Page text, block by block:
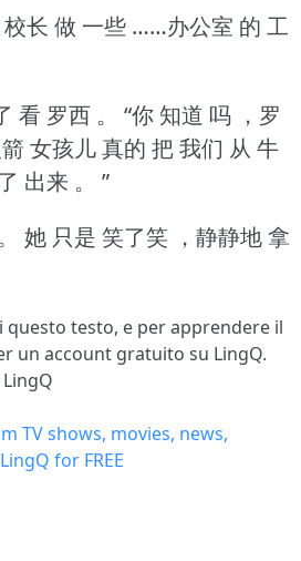
校长 做 一些 ……办公室 的 工
看 罗西 。
“你 知道 吗 ，罗
女孩儿 真的 把 我们 从 牛
出来 。
”
她 只是 笑了笑 ，静静地 拿
questo testo, e per apprendere il
un account gratuito su LingQ.